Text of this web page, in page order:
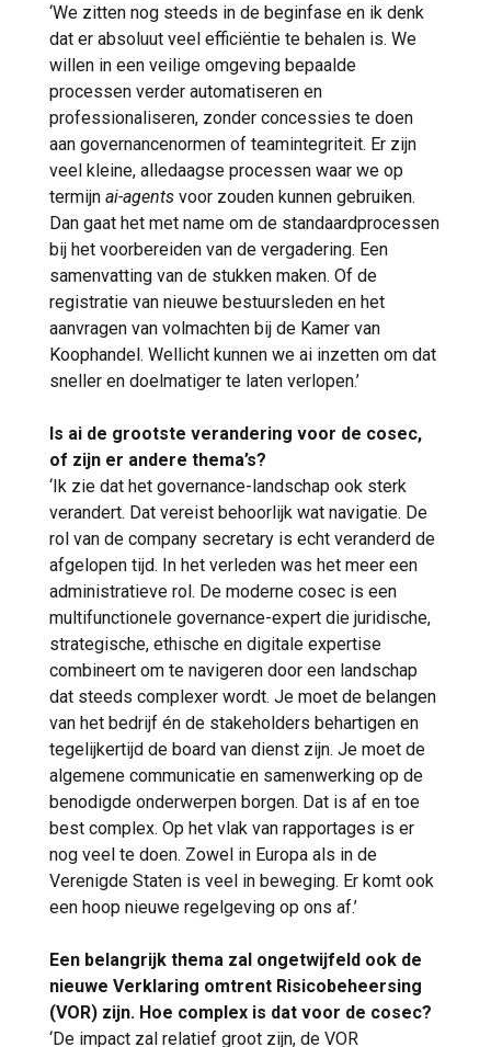
‘We zitten nog steeds in de beginfase en ik denk
dat er absoluut veel efficiëntie te behalen is. We
willen in een veilige omgeving bepaalde
processen verder automatiseren en
professionaliseren, zonder concessies te doen
aan governancenormen of teamintegriteit. Er zijn
veel kleine, alledaagse processen waar we op
termijn ai-agents voor zouden kunnen gebruiken.
Dan gaat het met name om de standaardprocessen
bij het voorbereiden van de vergadering. Een
samenvatting van de stukken maken. Of de
registratie van nieuwe bestuursleden en het
aanvragen van volmachten bij de Kamer van
Koophandel. Wellicht kunnen we ai inzetten om dat
sneller en doelmatiger te laten verlopen.’
Is ai de grootste verandering voor de cosec,
of zijn er andere thema’s?
‘Ik zie dat het governance-landschap ook sterk
verandert. Dat vereist behoorlijk wat navigatie. De
rol van de company secretary is echt veranderd de
afgelopen tijd. In het verleden was het meer een
administratieve rol. De moderne cosec is een
multifunctionele governance-expert die juridische,
strategische, ethische en digitale expertise
combineert om te navigeren door een landschap
dat steeds complexer wordt. Je moet de belangen
van het bedrijf én de stakeholders behartigen en
tegelijkertijd de board van dienst zijn. Je moet de
algemene communicatie en samenwerking op de
benodigde onderwerpen borgen. Dat is af en toe
best complex. Op het vlak van rapportages is er
nog veel te doen. Zowel in Europa als in de
Verenigde Staten is veel in beweging. Er komt ook
een hoop nieuwe regelgeving op ons af.’
Een belangrijk thema zal ongetwijfeld ook de
nieuwe Verklaring omtrent Risicobeheersing
(VOR) zijn. Hoe complex is dat voor de cosec?
‘De impact zal relatief groot zijn, de VOR